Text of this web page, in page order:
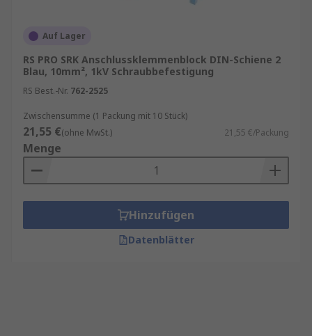
Auf Lager
RS PRO SRK Anschlussklemmenblock DIN-Schiene 2
Blau, 10mm², 1kV Schraubbefestigung
RS Best.-Nr. 762-2525
Zwischensumme (1 Packung mit 10 Stück)
21,55 €(ohne MwSt.) 21,55 €/Packung
Menge
Hinzufügen
Datenblätter